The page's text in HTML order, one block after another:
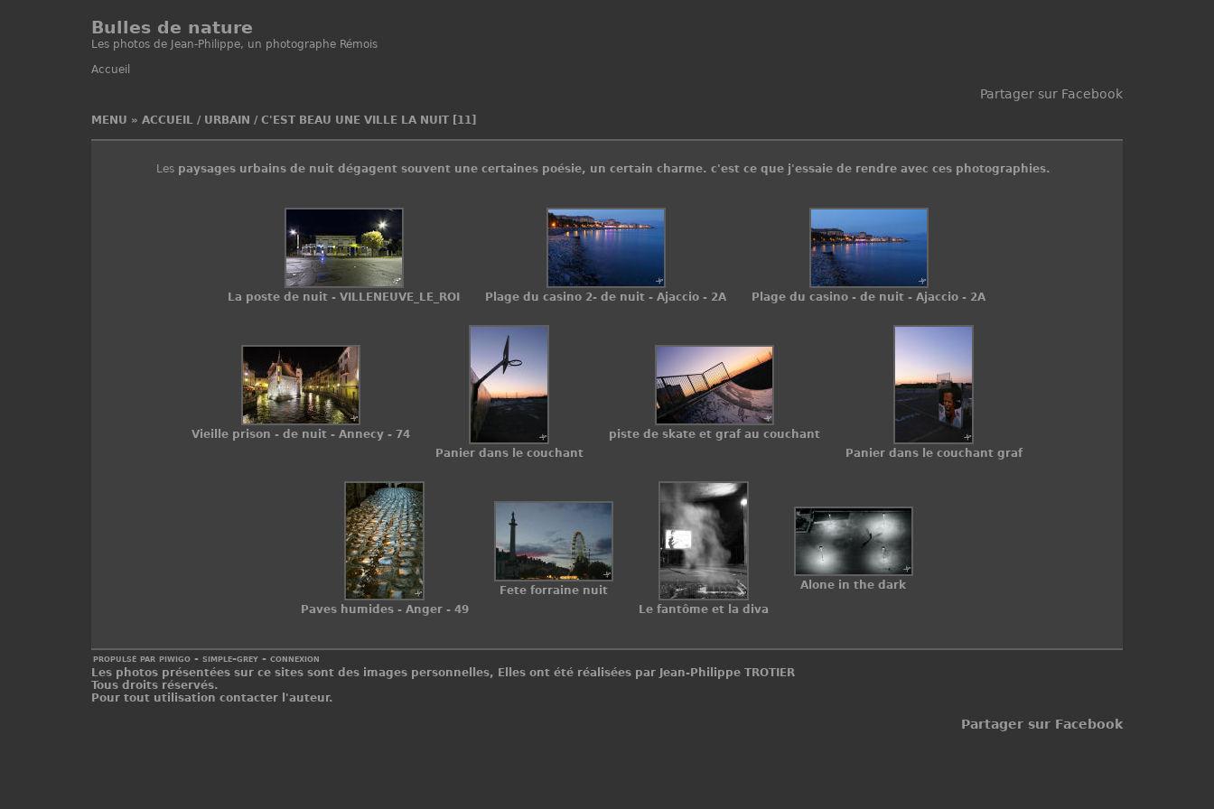
Bulles de nature
Les photos de Jean-Philippe, un photographe Rémois
Accueil
Partager sur Facebook
MENU » ACCUEIL/ URBAIN / C'EST BEAU UNE VILLE LA NUIT[11]
Les paysages urbainsde nuit dégagent souvent une certaines poésie, un certain charme. c'est ce que j'essaie de rendre avec ces photographies.
La poste de nuit - VILLENEUVE_LE_ROI Plage du casino 2- de nuit - Ajaccio - 2A Plage du casino - de nuit - Ajaccio - 2A
Vieille prison - de nuit - Annecy - 74
Panier dans le couchant
piste de skate et graf au couchant
Panier dans le couchant graf
Paves humides - Anger - 49
Fete forraine nuit
Le fantôme et la diva
Alone in the dark
propulsé par piwigo- simple-grey- connexion
Les photos présentées sur ce sites sont des images personnelles, Elles ont été réalisées par Jean-Philippe TROTIER
Tous droits réservés.
Pour tout utilisation contacter l'auteur.
Partager sur Facebook